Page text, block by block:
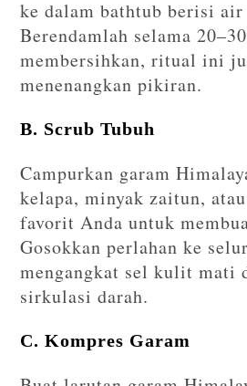
ke dalam bathtub berisi air
Berendamlah selama
membersihkan, ritual ini
menenangkan pikiran.
B. Scrub Tubuh
Campurkan garam
kelapa, minyak zaitun,
favorit Anda untuk
Gosokkan perlahan ke
mengangkat sel kulit mati
sirkulasi darah.
C. Kompres Garam